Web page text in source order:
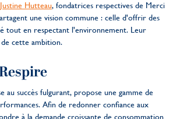
Justine Hutteau, fondatrices respectives de Merci
une vision commune : celle d'offrir des
tout en respectant l'environnement. Leur
cette ambition.
au succès fulgurant, propose une gamme de
Afin de redonner confiance aux
à la demande croissante de consommation